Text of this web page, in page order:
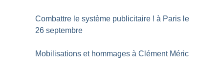
Combattre le système publicitaire ! à Paris le
26 septembre
Mobilisations et hommages à Clément Méric